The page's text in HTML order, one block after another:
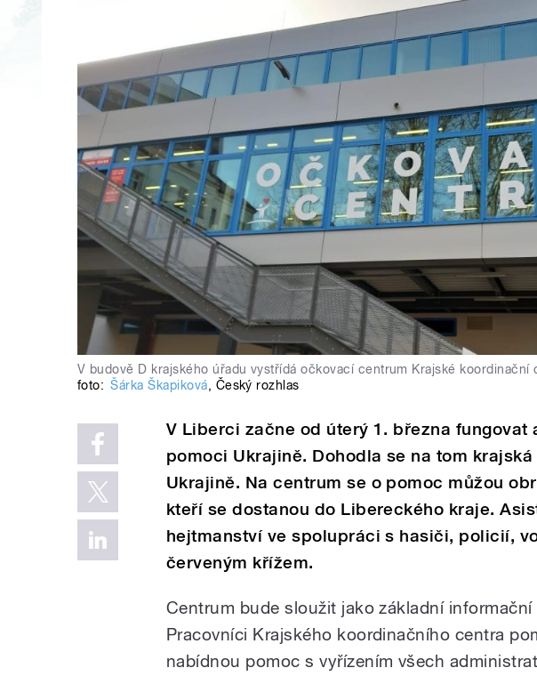
V budově D krajského úřadu vystřídá očkovací centrum Krajské koordinační
foto: Šárka Škapiková, Český rozhlas
V Liberci začne od úterý 1. března fungovat
pomoci Ukrajině. Dohodla se na tom
Ukrajině. Na centrum se o pomoc můžou
kteří se dostanou do Libereckého kraje.
hejtmanství ve spolupráci s hasiči, policií,
červeným křížem.
Centrum bude sloužit jako základní
Pracovníci Krajského koordinačního centra
nabídnou pomoc s vyřízením všech